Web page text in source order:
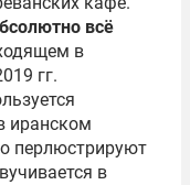
всё
в
гг.
иранском
перлюстрируют
в